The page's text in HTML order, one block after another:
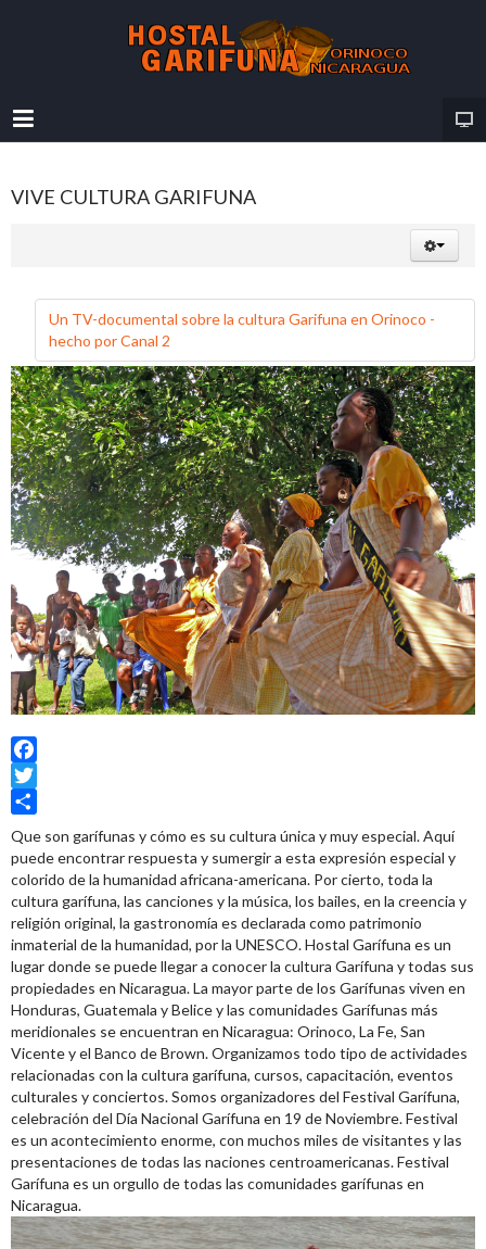
VIVE CULTURA GARIFUNA
Un TV-documental sobre la cultura Garifuna en Orinoco -
hecho por Canal 2
Facebook
Twitter
Share
Que son garífunas y cómo es su cultura única y muy especial. Aquí
puede encontrar respuesta y sumergir a esta expresión especial y
colorido de la humanidad africana-americana. Por cierto, toda la
cultura garífuna, las canciones y la música, los bailes, en la creencia y
religión original, la gastronomía es declarada como patrimonio
inmaterial de la humanidad, por la UNESCO. Hostal Garífuna es un
lugar donde se puede llegar a conocer la cultura Garífuna y todas sus
propiedades en Nicaragua. La mayor parte de los Garífunas viven en
Honduras, Guatemala y Belice y las comunidades Garífunas más
meridionales se encuentran en Nicaragua: Orinoco, La Fe, San
Vicente y el Banco de Brown. Organizamos todo tipo de actividades
relacionadas con la cultura garífuna, cursos, capacitación, eventos
culturales y conciertos. Somos organizadores del Festival Garífuna,
celebración del Día Nacional Garífuna en 19 de Noviembre. Festival
es un acontecimiento enorme, con muchos miles de visitantes y las
presentaciones de todas las naciones centroamericanas. Festival
Garífuna es un orgullo de todas las comunidades garífunas en
Nicaragua.